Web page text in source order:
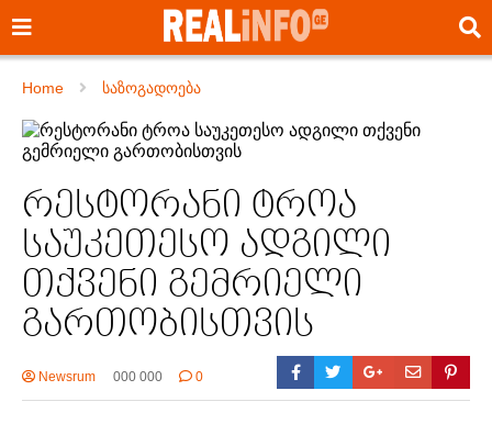
Home საზოგადოება
რესტორანი ტროა
საუკეთესო ადგილი
თქვენი გემრიელი
გართობისთვის
Newsrum 000 000 0